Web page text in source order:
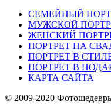
СЕМЕЙНЫЙ
МУЖСКОЙ
ЖЕНСКИЙ
ПОРТРЕТ НА
ПОРТРЕТ В
ПОРТРЕТ В
КАРТА САЙТА
© 2009-2020